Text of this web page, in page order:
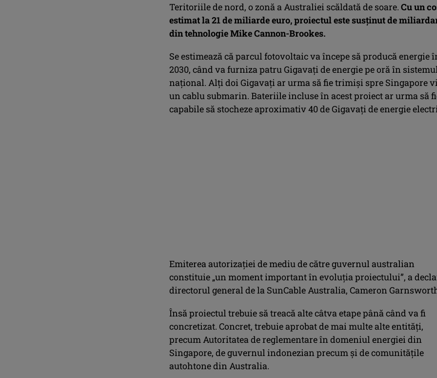
Teritoriile de nord, o zonă a Australiei scăldată de soare. Cu un
estimat la 21 de miliarde euro, proiectul este susţinut de
din tehnologie Mike Cannon-Brookes.
Se estimează că parcul fotovoltaic va începe să producă energie
2030, când va furniza patru Gigavaţi de energie pe oră în
naţional. Alţi doi Gigavaţi ar urma să fie trimişi spre Singapore
un cablu submarin. Bateriile incluse în acest proiect ar urma să
capabile să stocheze aproximativ 40 de Gigavaţi de energie
Emiterea autorizaţiei de mediu de către guvernul australian
constituie „un moment important în evoluţia proiectului”, a
directorul general de la SunCable Australia, Cameron
Însă proiectul trebuie să treacă alte câtva etape până când va fi
concretizat. Concret, trebuie aprobat de mai multe alte entităţi,
precum Autoritatea de reglementare în domeniul energiei din
Singapore, de guvernul indonezian precum şi de comunităţile
autohtone din Australia.